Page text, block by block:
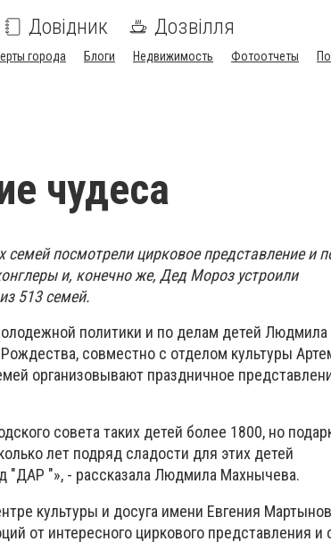
Довідник Дозвілля
города Блоги Недвижимость Фотоотчеты
чудеса
посмотрели цирковое представление и
и, конечно же, Дед Мороз устроили
513 семей.
политики и по делам детей Людмила
совместно с отделом культуры
организовывают праздничное
совета таких детей более 1800, но
лет подряд сладости для этих детей
"ДАР "», - рассказала Людмила Махнычева.
культуры и досуга имени Евгения
от интересного циркового представления и